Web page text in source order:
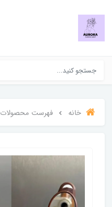
خانه فهرست محصولات